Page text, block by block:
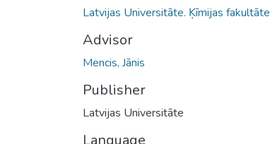
Latvijas Universitāte. Ķīmijas fakultāte
Advisor
Mencis, Jānis
Publisher
Latvijas Universitāte
Language